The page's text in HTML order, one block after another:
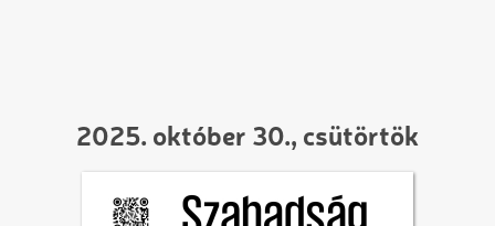
2025. október 30., csütörtök